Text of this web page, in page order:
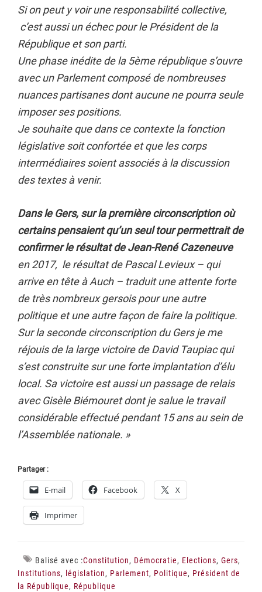
Si on peut y voir une responsabilité collective,
c’est aussi un échec pour le Président de la
République et son parti.
Une phase inédite de la 5ème république s’ouvre
avec un Parlement composé de nombreuses
nuances partisanes dont aucune ne pourra seule
imposer ses positions.
Je souhaite que dans ce contexte la fonction
législative soit confortée et que les corps
intermédiaires soient associés à la discussion
des textes à venir.
Dans le Gers, sur la première circonscription où
certains pensaient qu’un seul tour permettrait de
confirmer le résultat de Jean-René Cazeneuve
en 2017, le résultat de Pascal Levieux – qui
arrive en tête à Auch – traduit une attente forte
de très nombreux gersois pour une autre
politique et une autre façon de faire la politique.
Sur la seconde circonscription du Gers je me
réjouis de la large victoire de David Taupiac qui
s’est construite sur une forte implantation d’élu
local. Sa victoire est aussi un passage de relais
avec Gisèle Biémouret dont je salue le travail
considérable effectué pendant 15 ans au sein de
l’Assemblée nationale. »
Partager :
E-mail Facebook X
Imprimer
Balisé avec :Constitution, Démocratie, Elections, Gers,
Institutions, législation, Parlement, Politique, Président de
la République, République